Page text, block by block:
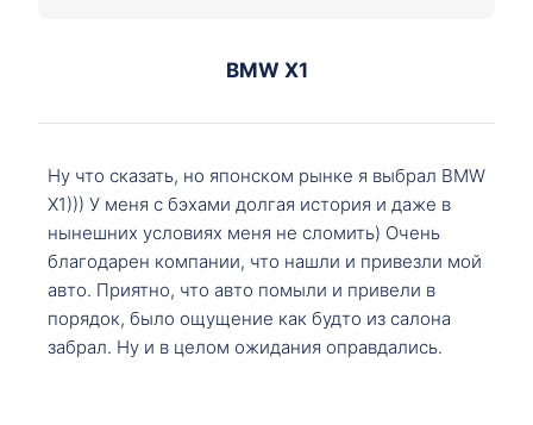
BMW X1
Ну что сказать, но японском рынке я выбрал BMW
X1))) У меня с бэхами долгая история и даже в
нынешних условиях меня не сломить) Очень
благодарен компании, что нашли и привезли мой
авто. Приятно, что авто помыли и привели в
порядок, было ощущение как будто из салона
забрал. Ну и в целом ожидания оправдались.